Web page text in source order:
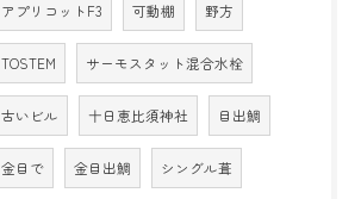
アプリコットF3 可動棚 野方
TOSTEM サーモスタット混合水栓
古いビル 十日恵比須神社 目出鯛
金目で 金目出鯛 シングル葺